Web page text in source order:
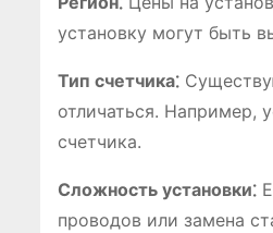
установку могут быть
Тип счетчика⁚
отличаться. Например,
счетчика.
Сложность установки⁚
проводов или замена